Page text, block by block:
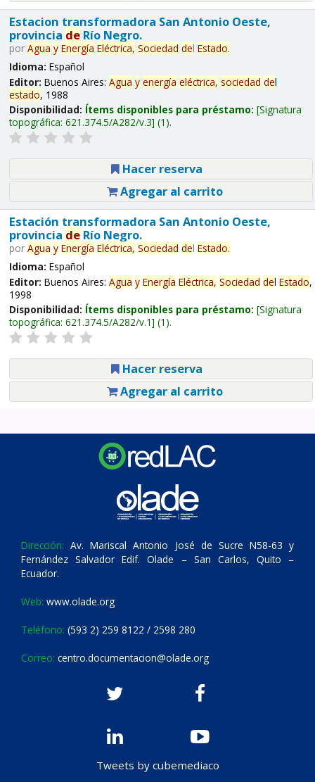
Estacion transformadora San Antonio Oeste,
provincia deRío Negro.
por Agua y Energía Eléctrica, Sociedad del Estado.
Idioma: Español
Editor: Buenos Aires: Agua y energía eléctrica, sociedad del
estado, 1988
Disponibilidad: Ítems disponibles para préstamo: Signatura
topográfica: 621.374.5/A282/v.3 (1).
Hacer reserva
Agregar al carrito
Estación transformadora San Antonio Oeste,
provincia deRío Negro.
por Agua y Energía Eléctrica, Sociedad del Estado.
Idioma: Español
Editor: Buenos Aires: Agua y Energía Eléctrica, Sociedad del Estado,
1998
Disponibilidad: Ítems disponibles para préstamo: Signatura
topográfica: 621.374.5/A282/v.1 (1).
Hacer reserva
Agregar al carrito
Dirección: Av. Mariscal Antonio José de Sucre N58-63 y
Fernández Salvador Edif. Olade – San Carlos, Quito –
Ecuador.
Web: www.olade.org
Teléfono: (593 2) 259 8122 / 2598 280
Correo: centro.documentacion@olade.org
Tweets by cubemediaco